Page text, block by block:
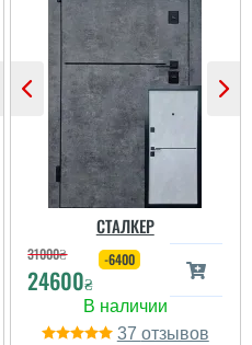
СТАЛКЕР
31000₴
24600₴
-6400
37